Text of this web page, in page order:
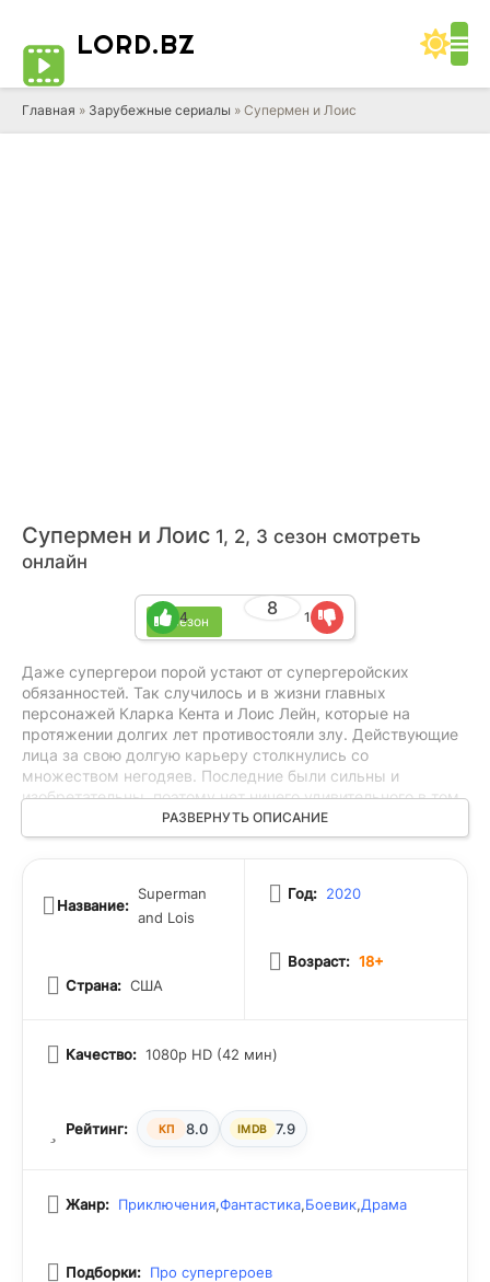
LORD.BZ
Главная » Зарубежные сериалы » Супермен и Лоис
Супермен и Лоис 1, 2, 3 сезон смотреть
онлайн
3 сезон
8
4 1
Даже супергерои порой устают от супергеройских
обязанностей. Так случилось и в жизни главных
персонажей Кларка Кента и Лоис Лейн, которые на
протяжении долгих лет противостояли злу. Действующие
лица за свою долгую карьеру столкнулись со
множеством негодяев. Последние были сильны и
изобретательны, поэтому нет ничего удивительного в том,
что героям порой приходилось несладко. Приключения и
вызовы позади. Семейная пара решила спокойно жить в
таким решением персонажей, из-за чего тем оказалось
необходимо вновь бороться с темными силами, несмотря
РАЗВЕРНУТЬ ОПИСАНИЕ
Название:
Superman
and Lois
Страна: США
Год: 2020
Возраст: 18+
Качество: 1080p HD (42 мин)
Рейтинг: КП 8.0 IMDB 7.9
Жанр: Приключения,Фантастика,Боевик,Драма
Подборки: Про супергероев